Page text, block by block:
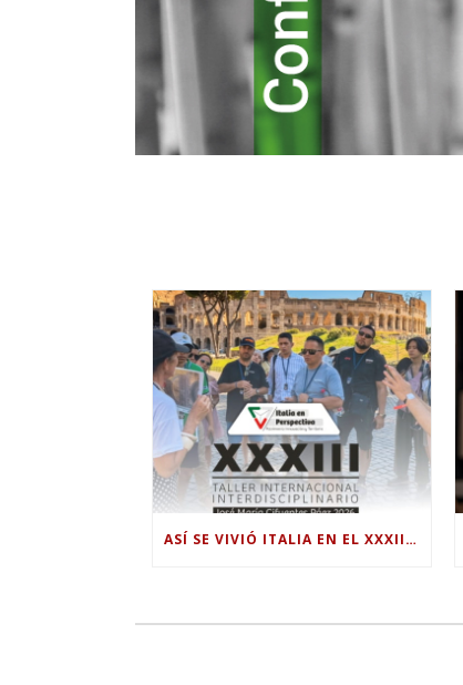
ASÍ SE VIVIÓ ITALIA EN EL XXXIII TALLER INTERNACIONAL INTERDISCIPLINAR